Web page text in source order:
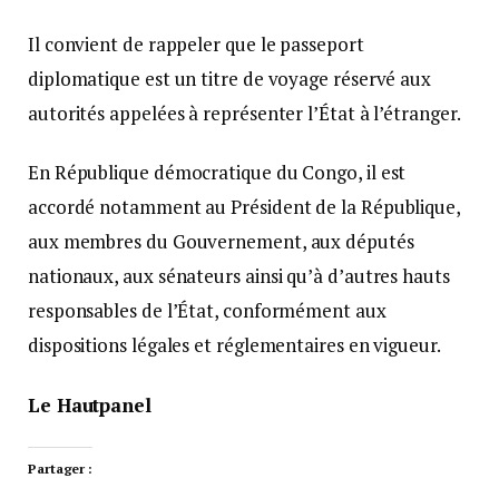
Il convient de rappeler que le passeport
diplomatique est un titre de voyage réservé aux
autorités appelées à représenter l’État à l’étranger.
En République démocratique du Congo, il est
accordé notamment au Président de la République,
aux membres du Gouvernement, aux députés
nationaux, aux sénateurs ainsi qu’à d’autres hauts
responsables de l’État, conformément aux
dispositions légales et réglementaires en vigueur.
Le Hautpanel
Partager :